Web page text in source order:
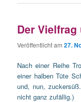
Der
Veröffentlicht am27.
Nach einer Reihe
einer halben Tüte
und, nun,
nicht ganz zufällig.)